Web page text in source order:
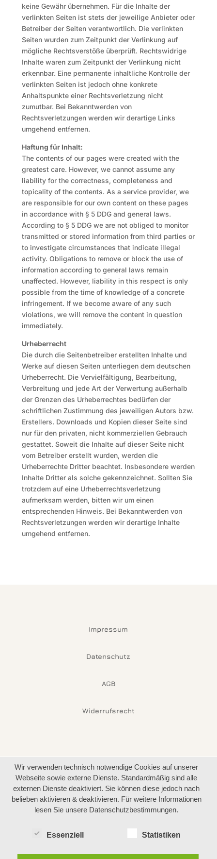
keine Gewähr übernehmen. Für die Inhalte der
verlinkten Seiten ist stets der jeweilige Anbieter oder
Betreiber der Seiten verantwortlich. Die verlinkten
Seiten wurden zum Zeitpunkt der Verlinkung auf
mögliche Rechtsverstöße überprüft. Rechtswidrige
Inhalte waren zum Zeitpunkt der Verlinkung nicht
erkennbar. Eine permanente inhaltliche Kontrolle der
verlinkten Seiten ist jedoch ohne konkrete
Anhaltspunkte einer Rechtsverletzung nicht
zumutbar. Bei Bekanntwerden von
Rechtsverletzungen werden wir derartige Links
umgehend entfernen.
Haftung für Inhalt:
The contents of our pages were created with the
greatest care. However, we cannot assume any
liability for the correctness, completeness and
topicality of the contents. As a service provider, we
are responsible for our own content on these pages
in accordance with § 5 DDG and general laws.
According to § 5 DDG we are not obliged to monitor
transmitted or stored information from third parties or
to investigate circumstances that indicate illegal
activity. Obligations to remove or block the use of
information according to general laws remain
unaffected. However, liability in this respect is only
possible from the time of knowledge of a concrete
infringement. If we become aware of any such
violations, we will remove the content in question
immediately.
Urheberrecht
Die durch die Seitenbetreiber erstellten Inhalte und
Werke auf diesen Seiten unterliegen dem deutschen
Urheberrecht. Die Vervielfältigung, Bearbeitung,
Verbreitung und jede Art der Verwertung außerhalb
der Grenzen des Urheberrechtes bedürfen der
schriftlichen Zustimmung des jeweiligen Autors bzw.
Erstellers. Downloads und Kopien dieser Seite sind
nur für den privaten, nicht kommerziellen Gebrauch
gestattet. Soweit die Inhalte auf dieser Seite nicht
vom Betreiber erstellt wurden, werden die
Urheberrechte Dritter beachtet. Insbesondere werden
Inhalte Dritter als solche gekennzeichnet. Sollten Sie
trotzdem auf eine Urheberrechtsverletzung
aufmerksam werden, bitten wir um einen
entsprechenden Hinweis. Bei Bekanntwerden von
Rechtsverletzungen werden wir derartige Inhalte
umgehend entfernen.
Impressum
Datenschutz
AGB
Widerrufsrecht
Wir verwenden technisch notwendige Cookies auf unserer
Webseite sowie externe Dienste. Standardmäßig sind alle
externen Dienste deaktiviert. Sie können diese jedoch nach
belieben aktivieren & deaktivieren. Für weitere Informationen
lesen Sie unsere Datenschutzbestimmungen.
Essenziell Statistiken